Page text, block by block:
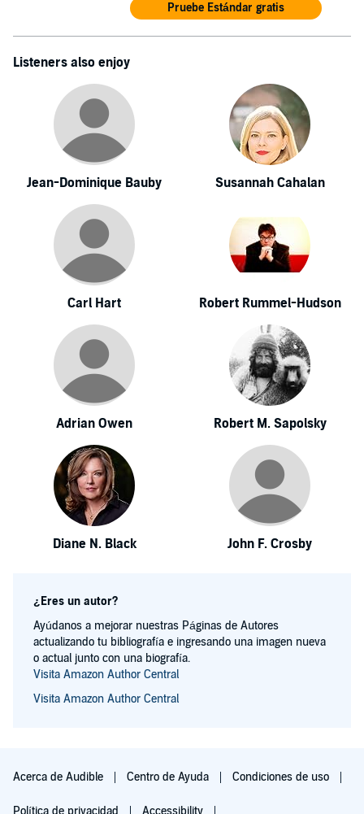
Pruebe Estándar gratis
Listeners also enjoy
Jean-Dominique Bauby Susannah Cahalan
Carl Hart Robert Rummel-Hudson
Adrian Owen Robert M. Sapolsky
Diane N. Black John F. Crosby
¿Eres un autor?
Ayúdanos a mejorar nuestras Páginas de Autores
actualizando tu bibliografía e ingresando una imagen nueva
o actual junto con una biografía.
Visita Amazon Author Central
Visita Amazon Author Central
Acerca de Audible Centro de Ayuda Condiciones de uso
Política de privacidad Accessibility